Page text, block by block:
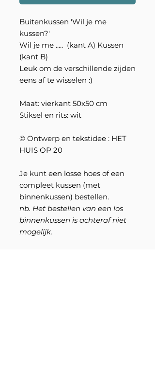
Buitenkussen 'Wil je me
kussen?'
Wil je me ..... (kant A) Kussen
(kant B)
Leuk om de verschillende zijden
eens af te wisselen :)
Maat: vierkant 50x50 cm
Stiksel en rits: wit
© Ontwerp en tekstidee : HET
HUIS OP 20
Je kunt een losse hoes of een
compleet kussen (met
binnenkussen) bestellen.
nb. Het bestellen van een los
binnenkussen is achteraf niet
mogelijk.